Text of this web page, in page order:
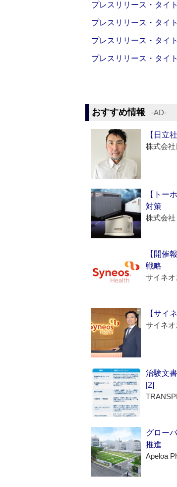
プレスリリース・タイ
プレスリリース・タイ
プレスリリース・タイ
プレスリリース・タイ
おすすめ情報 ‐AD‐
【日立
株式会
【トー
対策
株式会
【開催
戦略
サイネ
【サイ
サイネ
治験文
[2]
グロー
推進
Apeloa